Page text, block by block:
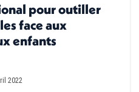
pour outiller
face aux
enfants
2022